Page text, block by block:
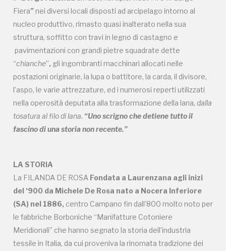
Fiera” nei diversi locali disposti ad arcipelago intorno al
nucleo produttivo, rimasto quasi inalterato nella sua
struttura, soffitto con travi in legno di castagno e
pavimentazioni con grandi pietre squadrate dette
“chianche”, gli ingombranti macchinari allocati nelle
postazioni originarie, la lupa o battitore, la carda, il divisore,
l’aspo, le varie attrezzature, ed i numerosi reperti utilizzati
nella operosità deputata alla trasformazione della lana, dalla
tosatura al filo di lana. “Uno scrigno che detiene tutto il
fascino di una storia non recente.”
LA STORIA
La FILANDA DE ROSA Fondata a Laurenzana agli inizi
del ‘900 da Michele De Rosa nato a Nocera Inferiore
(SA) nel 1886, centro Campano fin dall’800 molto noto per
le fabbriche Borboniche “Manifatture Cotoniere
Meridionali” che hanno segnato la storia dell’industria
tessile in Italia, da cui proveniva la rinomata tradizione dei
Registrati alla newsletter
Accedi alle informazioni per te più interessanti,
a quelle inerenti i luoghi più vicini e gli eventi
organizzati
Regalati 365 giorni di arte e cultura nell'Italia
più bella, risparmiando.
ISCRIVITI AL FAI
Scopri tutte le opportunità riservate agli iscritti